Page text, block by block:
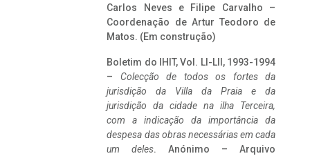
Carlos Neves e Filipe Carvalho –
Coordenação de Artur Teodoro de
Matos. (Em construção)
Boletim do IHIT, Vol. LI-LII, 1993-1994
– Colecção de todos os fortes da
jurisdição da Villa da Praia e da
jurisdição da cidade na ilha Terceira,
com a indicação da importância da
despesa das obras necessárias em cada
um deles. Anónimo – Arquivo